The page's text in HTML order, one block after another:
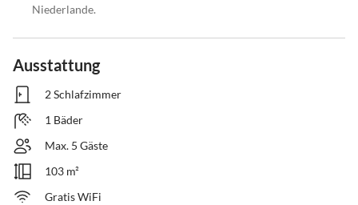
Niederlande.
Ausstattung
2 Schlafzimmer
1 Bäder
Max. 5 Gäste
103 m²
Gratis WiFi